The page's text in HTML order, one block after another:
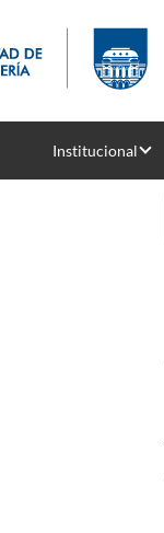
Institucional